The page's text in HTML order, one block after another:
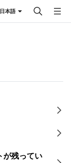
日本語
が残ってい